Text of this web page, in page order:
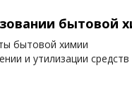
бытовой
бытовой химии
и утилизации